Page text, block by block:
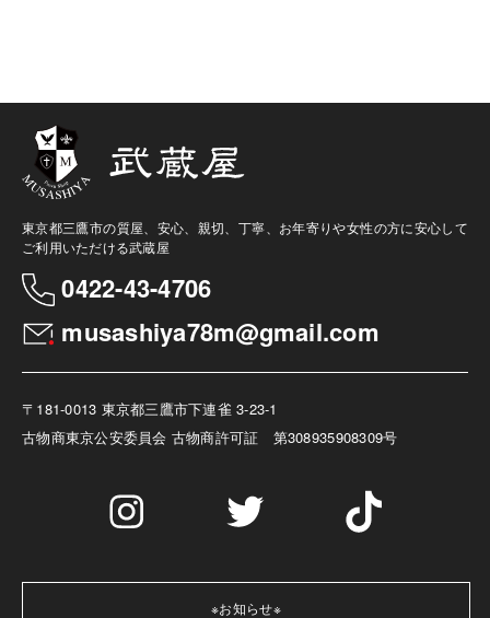
東京都三鷹市の質屋、安心、親切、丁寧、お年寄りや女性の方に安心して
ご利用いただける武蔵屋
0422-43-4706
musashiya78m@gmail.com
〒181-0013 東京都三鷹市下連雀 3-23-1
古物商東京公安委員会 古物商許可証 第308935908309号
※お知らせ※